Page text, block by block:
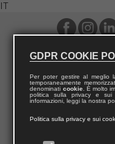
IT
GDPR COOKIE
Per poter gestire al meglio
temporaneamente
denominati cookie. È molto
politica sulla privacy e
informazioni, leggi la nostra
Politica sulla privacy e sui